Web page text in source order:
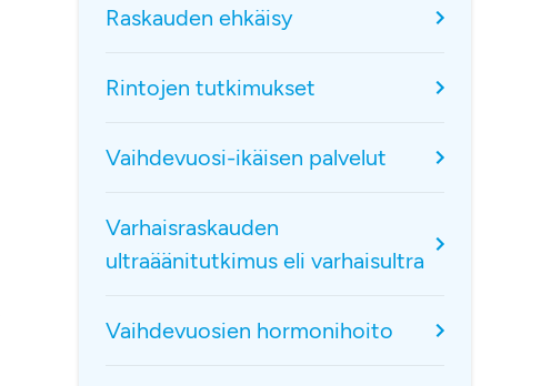
Raskauden ehkäisy
Rintojen tutkimukset
Vaihdevuosi-ikäisen palvelut
Varhaisraskauden
ultraäänitutkimus eli varhaisultra
Vaihdevuosien hormonihoito